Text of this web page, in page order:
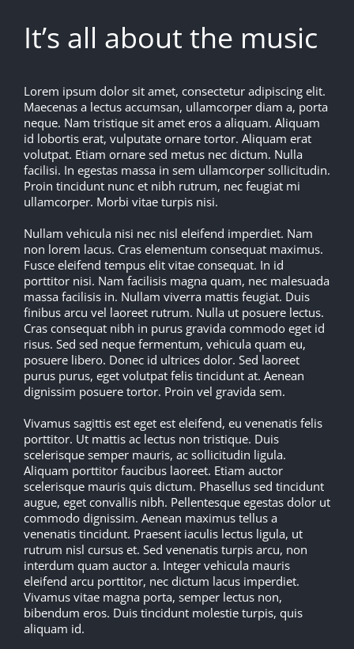
It’s all about the music
Lorem ipsum dolor sit amet, consectetur adipiscing elit.
Maecenas a lectus accumsan, ullamcorper diam a, porta
neque. Nam tristique sit amet eros a aliquam. Aliquam
id lobortis erat, vulputate ornare tortor. Aliquam erat
volutpat. Etiam ornare sed metus nec dictum. Nulla
facilisi. In egestas massa in sem ullamcorper sollicitudin.
Proin tincidunt nunc et nibh rutrum, nec feugiat mi
ullamcorper. Morbi vitae turpis nisi.
Nullam vehicula nisi nec nisl eleifend imperdiet. Nam
non lorem lacus. Cras elementum consequat maximus.
Fusce eleifend tempus elit vitae consequat. In id
porttitor nisi. Nam facilisis magna quam, nec malesuada
massa facilisis in. Nullam viverra mattis feugiat. Duis
finibus arcu vel laoreet rutrum. Nulla ut posuere lectus.
Cras consequat nibh in purus gravida commodo eget id
risus. Sed sed neque fermentum, vehicula quam eu,
posuere libero. Donec id ultrices dolor. Sed laoreet
purus purus, eget volutpat felis tincidunt at. Aenean
dignissim posuere tortor. Proin vel gravida sem.
Vivamus sagittis est eget est eleifend, eu venenatis felis
porttitor. Ut mattis ac lectus non tristique. Duis
scelerisque semper mauris, ac sollicitudin ligula.
Aliquam porttitor faucibus laoreet. Etiam auctor
scelerisque mauris quis dictum. Phasellus sed tincidunt
augue, eget convallis nibh. Pellentesque egestas dolor ut
commodo dignissim. Aenean maximus tellus a
venenatis tincidunt. Praesent iaculis lectus ligula, ut
rutrum nisl cursus et. Sed venenatis turpis arcu, non
interdum quam auctor a. Integer vehicula mauris
eleifend arcu porttitor, nec dictum lacus imperdiet.
Vivamus vitae magna porta, semper lectus non,
bibendum eros. Duis tincidunt molestie turpis, quis
aliquam id.